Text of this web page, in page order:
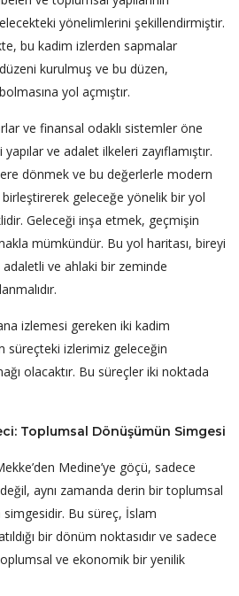
yönelimlerini şekillendirmiştir.
bu kadim izlerden sapmalar
kurulmuş ve bu düzen,
yol açmıştır.
ve finansal odaklı sistemler öne
ve adalet ilkeleri zayıflamıştır.
dönmek ve bu değerlerle modern
geleceğe yönelik bir yol
Geleceği inşa etmek, geçmişin
mümkündür. Bu yol haritası, bireyi
ve ahlaki bir zeminde
izlemesi gereken iki kadim
süreçteki izlerimiz geleceğin
olacaktır. Bu süreçler iki noktada
Toplumsal Dönüşümün Simgesi
Medine’ye göçü, sadece
aynı zamanda derin bir toplumsal
Bu süreç, İslam
bir dönüm noktasıdır ve sadece
ve ekonomik bir yenilik